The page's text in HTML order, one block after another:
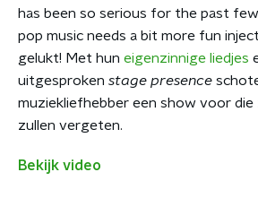
has been so serious for the past
pop music needs a bit more fun
gelukt! Met hun eigenzinnige liedjes
uitgesproken stage presence
muziekliefhebber een show voor die
zullen vergeten.
Bekijk video